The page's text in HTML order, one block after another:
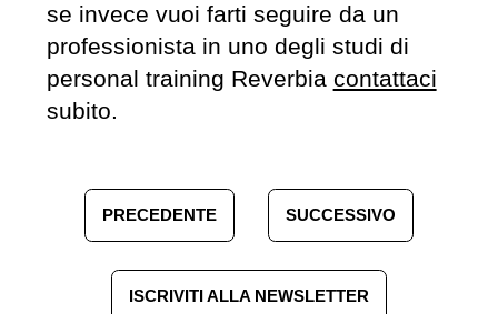
se invece vuoi farti seguire da un
professionista in uno degli studi di
personal training Reverbia contattaci
subito.
PRECEDENTE SUCCESSIVO
ISCRIVITI ALLA NEWSLETTER